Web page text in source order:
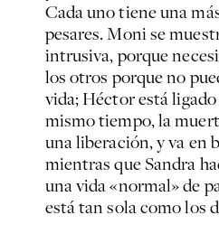
Cada uno tiene una
pesares. Moni se
intrusiva, porque
los otros porque no
vida; Héctor está
mismo tiempo, la
una liberación, y va en
mientras que Sandra
una vida «normal» de
está tan sola como los